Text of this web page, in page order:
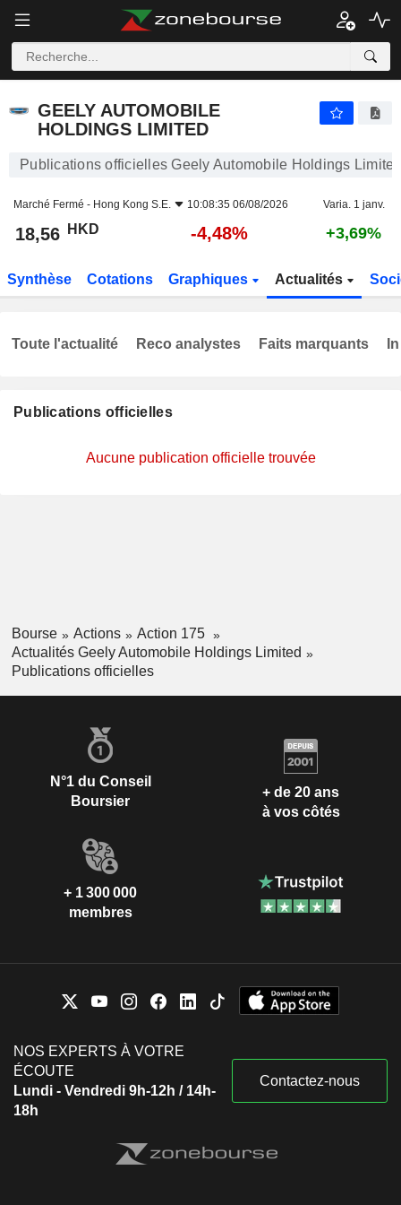
GEELY AUTOMOBILE
HOLDINGS LIMITED
Publications officielles Geely Automobile Holdings
Marché Fermé - Hong Kong S.E. 10:08:35 06/08/2026 Varia. 1 janv.
18,56 HKD -4,48% +3,69%
Synthèse Cotations Graphiques Actualités
Publications officielles
Aucune publication officielle trouvée
Toute l'actualité Reco analystes Faits marquants
Bourse Actions
Action 175
Actualités Geely Automobile Holdings Limited
Publications officielles
N°1 du Conseil
Boursier
+ de 20 ans
à vos côtés
+ 1 300 000
membres
NOS EXPERTS À VOTRE
ÉCOUTE
Lundi - Vendredi 9h-12h / 14h-
18h
Contactez-nous